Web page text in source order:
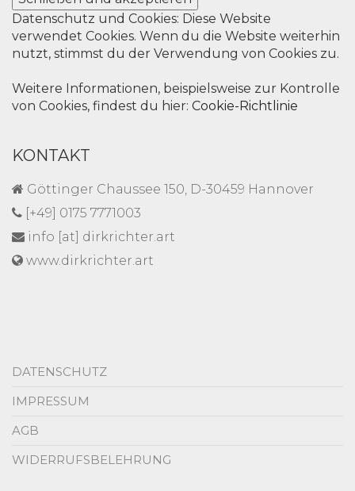
Datenschutz und Cookies: Diese Website
verwendet Cookies. Wenn du die Website weiterhin
nutzt, stimmst du der Verwendung von Cookies zu.
Weitere Informationen, beispielsweise zur Kontrolle
von Cookies, findest du hier: Cookie-Richtlinie
KONTAKT
Göttinger Chaussee 150, D-30459 Hannover
[+49] 0175 7771003
info [at] dirkrichter.art
www.dirkrichter.art
DATENSCHUTZ
IMPRESSUM
AGB
WIDERRUFSBELEHRUNG